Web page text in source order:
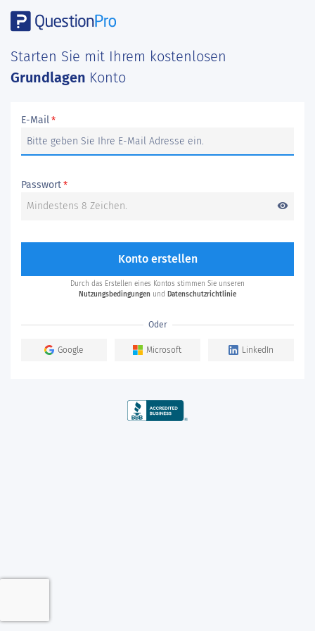
Starten Sie mit Ihrem kostenlosen
Grundlagen Konto
E-Mail*
Passwort*
visibility
Konto erstellen
Durch das Erstellen eines Kontos stimmen Sie unseren
Nutzungsbedingungen und Datenschutzrichtlinie
Oder
Google Microsoft LinkedIn